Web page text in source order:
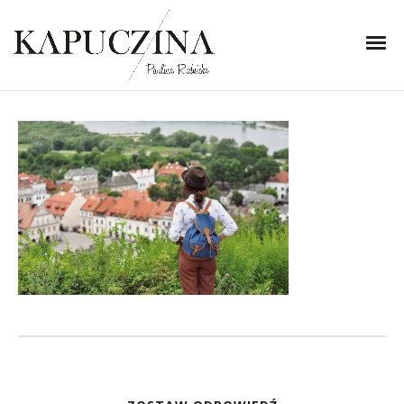
30 października 2013
DSC_4805d
Written by